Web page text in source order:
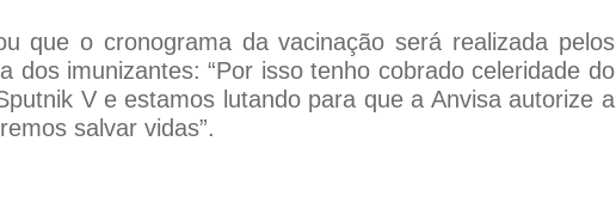
que o cronograma da vacinação será realizada pelos
dos imunizantes: “Por isso tenho cobrado celeridade do
V e estamos lutando para que a Anvisa autorize a
salvar vidas”.